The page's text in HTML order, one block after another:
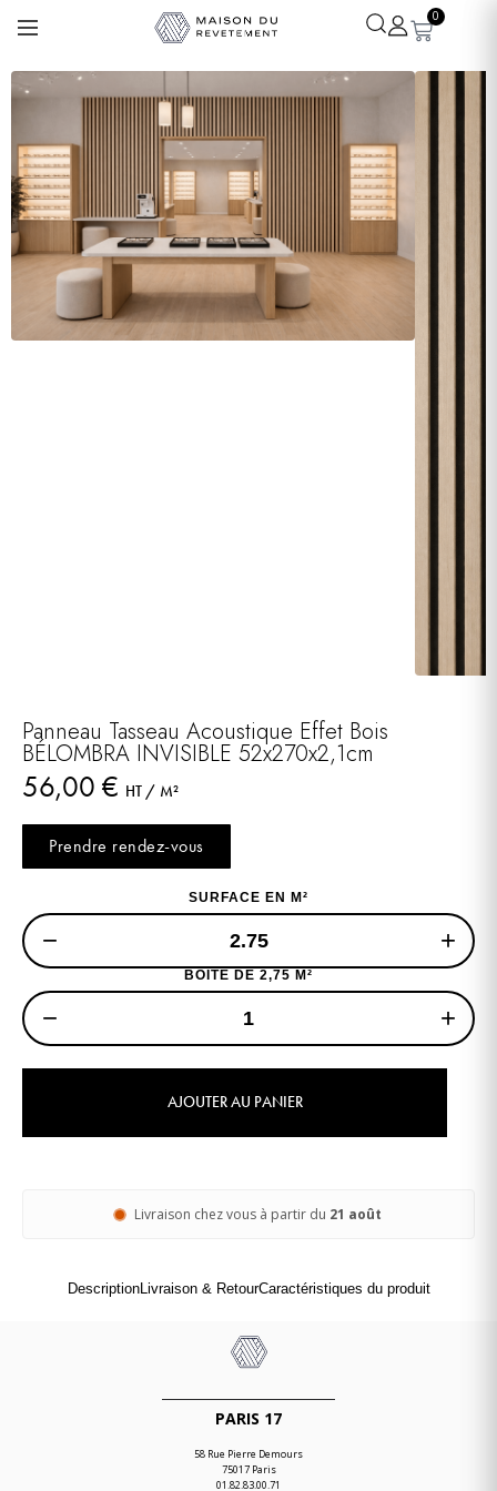
0
Panneau Tasseau Acoustique Effet Bois
BÉLOMBRA INVISIBLE 52x270x2,1cm
56,00 € HT / M²
Prendre rendez-vous
SURFACE EN M²
− +
BOITE DE 2,75 M²
− +
AJOUTER AU PANIER
Livraison chez vous à partir du 21 août
DescriptionLivraison & RetourCaractéristiques du produit
PARIS 17
58 Rue Pierre Demours
75017 Paris
01.82.83.00.71
En ligne· Experte revêtements